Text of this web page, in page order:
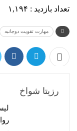
تعداد بازدید : ۱,۱۹۴
مهارت تقویت دوجانبه
رزیتا شواخ